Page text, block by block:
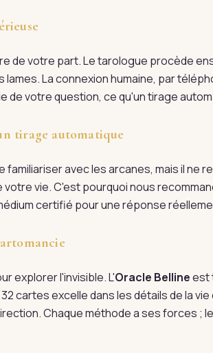
de votre part. Le tarologue procède
La connexion humaine, par
votre question, ce qu'un tirage
tirage automatique
avec les arcanes, mais il ne
vie. C'est pourquoi nous
certifié pour une réponse
explorer l'invisible. L'Oracle Bellineest
cartes excelle dans les détails de la
Chaque méthode a ses forces ;